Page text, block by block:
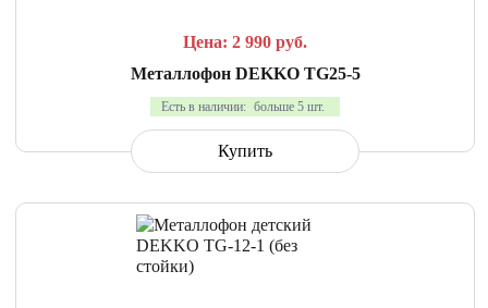
Цена: 2 990 руб.
Металлофон DEKKO TG25-5
Есть в наличии: больше 5 шт.
Купить